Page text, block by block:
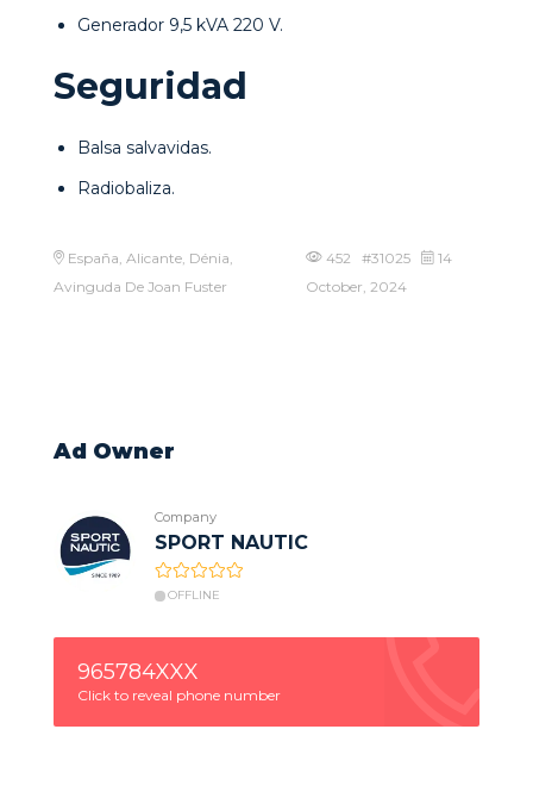
Generador 9,5 kVA 220 V.
Seguridad
Balsa salvavidas.
Radiobaliza.
España, Alicante, Dénia,
Avinguda De Joan Fuster
452 #31025
14
October, 2024
Ad Owner
Company
SPORT NAUTIC
OFFLINE
965784XXX
Click to reveal phone number